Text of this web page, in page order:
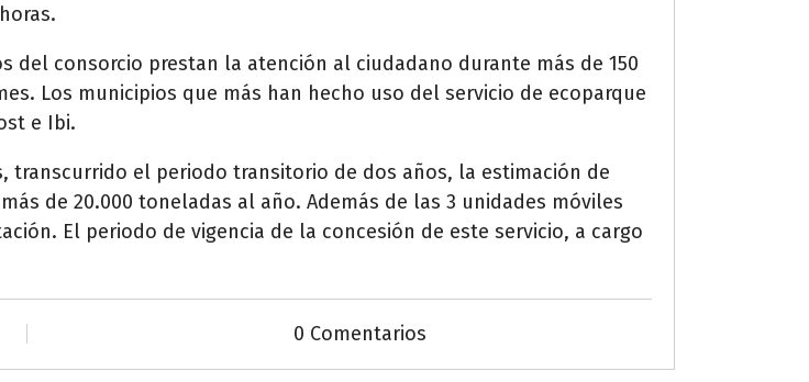
del consorcio prestan la atención al ciudadano durante más de 150
Los municipios que más han hecho uso del servicio de ecoparque
e Ibi.
transcurrido el periodo transitorio de dos años, la estimación de
de 20.000 toneladas al año. Además de las 3 unidades móviles
El periodo de vigencia de la concesión de este servicio, a cargo
0 Comentarios